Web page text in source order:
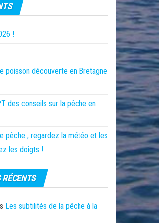
!
poisson découverte en Bretagne
des conseils sur la pêche en
pêche , regardez la météo et les
les doigts !
Les subtilités de la pêche à la